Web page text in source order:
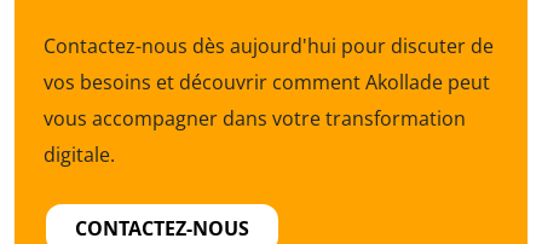
Contactez-nous dès aujourd'hui pour discuter de
vos besoins et découvrir comment Akollade peut
vous accompagner dans votre transformation
digitale.
CONTACTEZ-NOUS